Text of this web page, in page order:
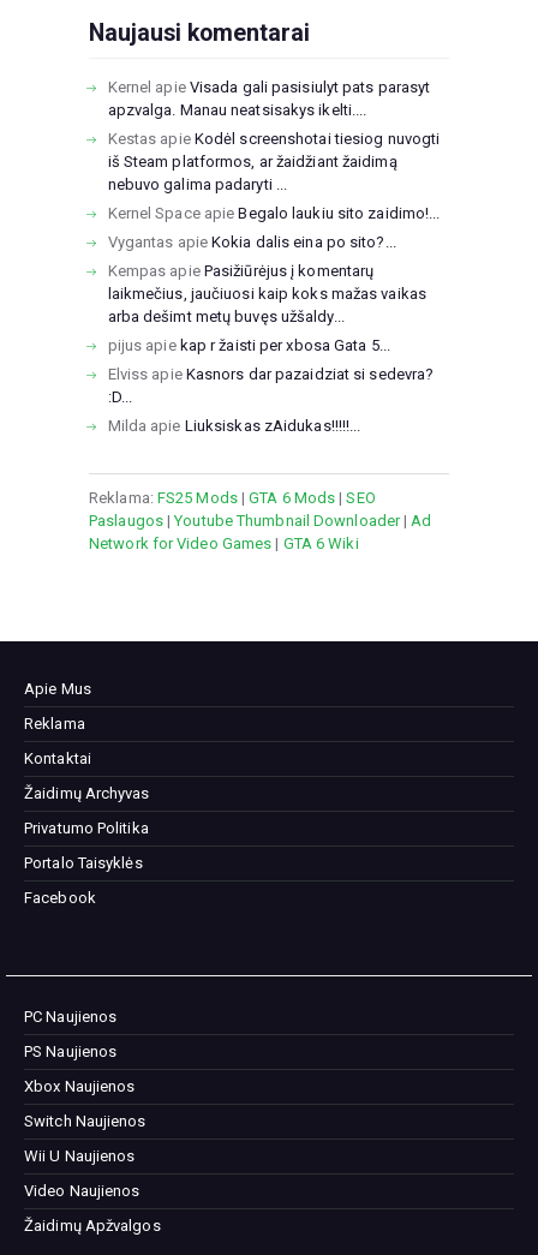
Naujausi komentarai
Kernel apie Visada gali pasisiulyt pats parasyt
apzvalga. Manau neatsisakys ikelti....
Kestas apie Kodėl screenshotai tiesiog nuvogti
iš Steam platformos, ar žaidžiant žaidimą
nebuvo galima padaryti ...
Kernel SpaceapieBegalo laukiu sito zaidimo!...
Vygantas apieKokia dalis eina po sito?...
Kempas apie Pasižiūrėjus į komentarų
laikmečius, jaučiuosi kaip koks mažas vaikas
arba dešimt metų buvęs užšaldy...
pijus apie kap r žaisti per xbosa Gata 5...
Elviss apie Kasnors dar pazaidziat si sedevra?
:D...
Milda apie Liuksiskas zAidukas!!!!!...
Reklama: FS25 Mods|GTA 6 Mods |SEO
Paslaugos|Youtube Thumbnail Downloader|Ad
Network for Video Games | GTA 6 Wiki
Apie Mus
Reklama
Kontaktai
Žaidimų Archyvas
Privatumo Politika
Portalo Taisyklės
Facebook
PC Naujienos
PS Naujienos
Xbox Naujienos
Switch Naujienos
Wii U Naujienos
Video Naujienos
Žaidimų Apžvalgos